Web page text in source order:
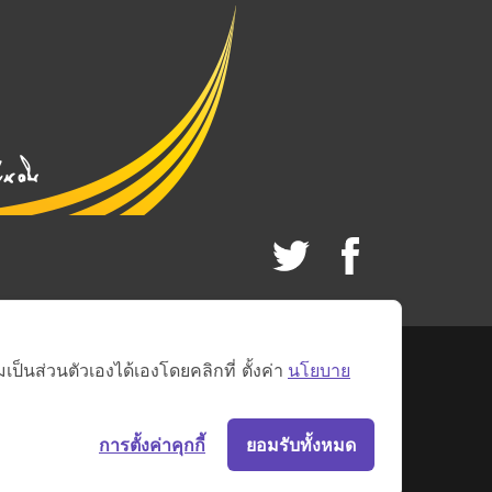
นส่วนตัวเองได้เองโดยคลิกที่ ตั้งค่า นโยบาย
ยอมรับทั้งหมด
การตั้งค่าคุกกี้